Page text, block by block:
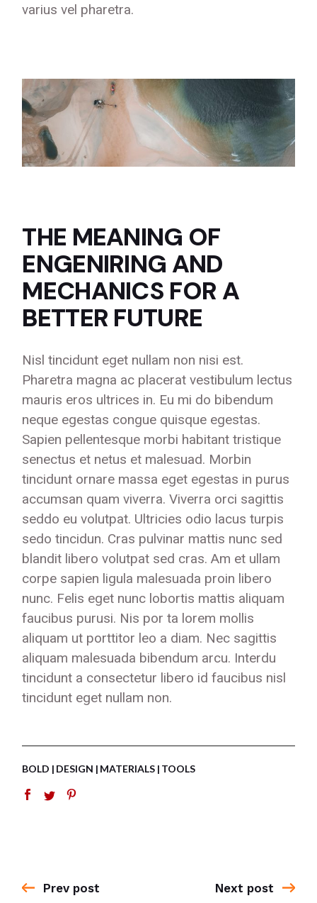
varius vel pharetra.
THE MEANING OF
ENGENIRING AND
MECHANICS FOR A
BETTER FUTURE
Nisl tincidunt eget nullam non nisi est.
Pharetra magna ac placerat vestibulum lectus
mauris eros ultrices in. Eu mi do bibendum
neque egestas congue quisque egestas.
Sapien pellentesque morbi habitant tristique
senectus et netus et malesuad. Morbin
tincidunt ornare massa eget egestas in purus
accumsan quam viverra. Viverra orci sagittis
seddo eu volutpat. Ultricies odio lacus turpis
sedo tincidun. Cras pulvinar mattis nunc sed
blandit libero volutpat sed cras. Am et ullam
corpe sapien ligula malesuada proin libero
nunc. Felis eget nunc lobortis mattis aliquam
faucibus purusi. Nis por ta lorem mollis
aliquam ut porttitor leo a diam. Nec sagittis
aliquam malesuada bibendum arcu. Interdu
tincidunt a consectetur libero id faucibus nisl
tincidunt eget nullam non.
BOLD DESIGN MATERIALS TOOLS
Prev post Next post